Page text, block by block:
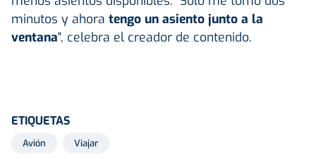
minutos y ahora tengo un asiento junto a la
ventana", celebra el creador de contenido.
ETIQUETAS
Avión Viajar